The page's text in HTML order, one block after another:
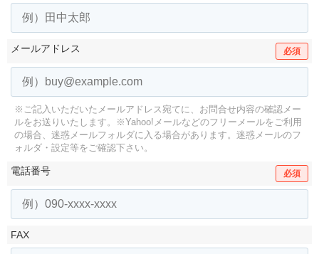
メールアドレス 必須
※ご記入いただいたメールアドレス宛てに、お問合せ内容の確認メー
ルをお送りいたします。
※Yahoo!メールなどのフリーメールをご利用
の場合、迷惑メールフォルダに入る場合があります。 迷惑メールのフ
ォルダ・設定等をご確認下さい。
電話番号 必須
FAX